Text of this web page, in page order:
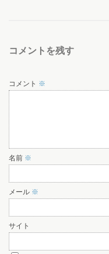
コメントを残す
コメント ※
名前 ※
メール ※
サイト